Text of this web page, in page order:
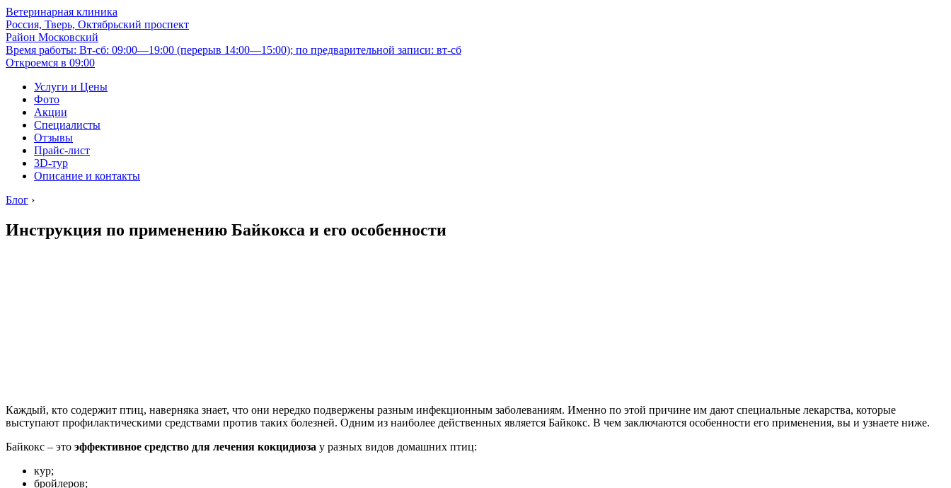
Ветеринарная клиника
Россия, Тверь, Октябрьский проспект
Район Московский
Время работы: Вт-сб: 09:00—19:00 (перерыв 14:00—15:00); по предварительной записи: вт-сб
Откроемся в 09:00
Услуги и Цены
Фото
Акции
Специалисты
Отзывы
Прайс-лист
3D-тур
Описание и контакты
Блог ›
Инструкция по применению Байкокса и его особенности
Каждый, кто содержит птиц, наверняка знает, что они нередко подвержены разным инфекционным заболеваниям. Именно по этой причине им дают специальные лекарства, которые
выступают профилактическими средствами против таких болезней. Одним из наиболее действенных является Байкокс. В чем заключаются особенности его применения, вы и узнаете ниже.
Байкокс – это эффективное средство для лечения кокцидиоза у разных видов домашних птиц:
кур;
бройлеров;